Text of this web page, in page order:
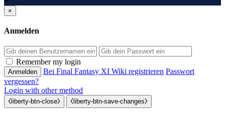
×
Anmelden
Passwort
Remember my login
Bei Final Fantasy XI Wiki registrieren Passwort
vergessen?
Login with other method
⧼liberty-btn-close⧽ ⧼liberty-btn-save-changes⧽